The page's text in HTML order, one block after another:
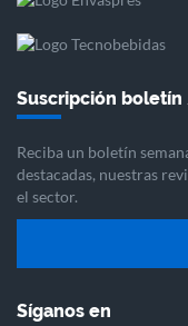
Suscripción
Reciba un boletín
destacadas, nuestras
el sector.
Síganos en